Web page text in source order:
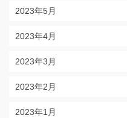
2023年5月
2023年4月
2023年3月
2023年2月
2023年1月